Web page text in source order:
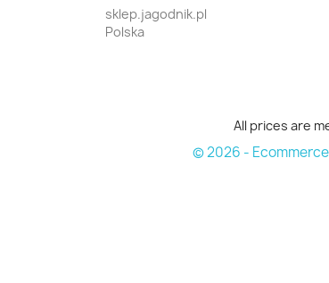
sklep.jagodnik.pl
Polska
All prices are
© 2026 -